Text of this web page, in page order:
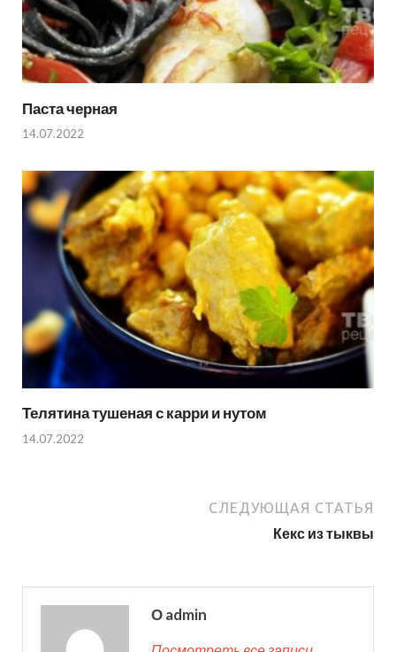
Паста черная
14.07.2022
Телятина тушеная с карри и нутом
14.07.2022
СЛЕДУЮЩАЯ СТАТЬЯ
Кекс из тыквы
О admin